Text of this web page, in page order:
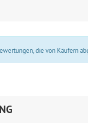
die von Käufern